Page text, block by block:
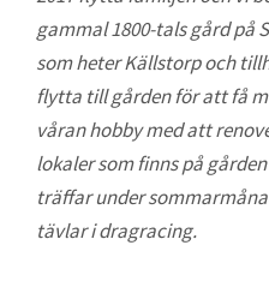
gammal 1800-tals gård på
som heter Källstorp och
flytta till gården för att få
våran hobby med att
lokaler som finns på
träffar under
tävlar i dragracing.